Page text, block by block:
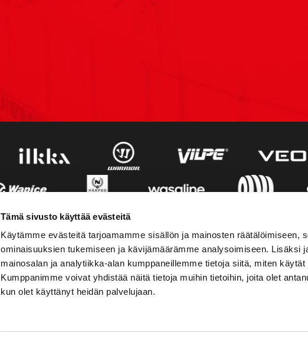
Tämä sivusto käyttää evästeitä
Käytämme evästeitä tarjoamamme sisällön ja mainosten räätälöimiseen,
ominaisuuksien tukemiseen ja kävijämäärämme analysoimiseen. Lisäksi
mainosalan ja analytiikka-alan kumppaneillemme tietoja siitä, miten
Kumppanimme voivat yhdistää näitä tietoja muihin tietoihin, joita olet
kun olet käyttänyt heidän palvelujaan.
YHTEYSTIEDOT